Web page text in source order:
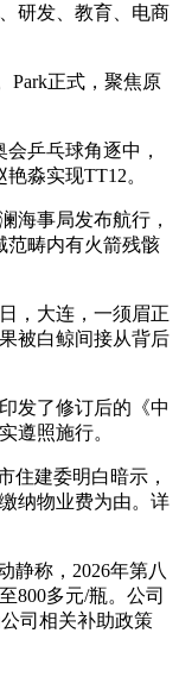
研发、教育、电商
正式，聚焦原
乒乓球角逐中，
淼实现TT12。
事局发布航行，
范畴内有火箭残骸
，大连，一须眉正
被白鲸间接从背后
发了修订后的《中
遵照施行。
建委明白暗示，
纳物业费为由。详
称，2026年第八
800多元/瓶。公司
司相关补助政策